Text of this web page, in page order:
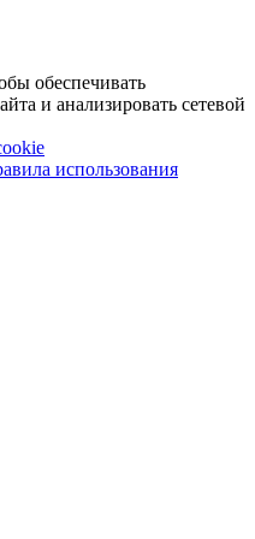
обеспечивать
и анализировать сетевой
использования